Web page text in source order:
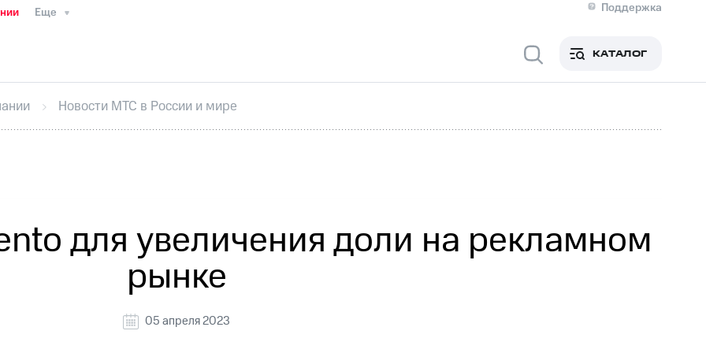
Еще
Поддержка
Медиа-центр
ИнтервьюФинансовая отчетностьКонтактыНовости в регионе
секретарьРаскрытие информации
кабинет акционераАкционерный капиталКонтроль и аудитРынок акций
КАТАЛОГ
Новости МТС в России и мире
для увеличения доли на рекламном
рынке
05 апреля 2023